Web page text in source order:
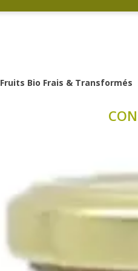
Fruits Bio Frais & Transformés